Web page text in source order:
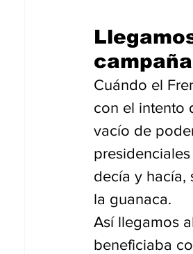
Cuándo el
con el intento
vacío de
decía y hacía,
la guanaca.
Así llegamos
beneficiaba